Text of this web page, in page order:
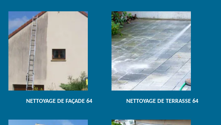
NETTOYAGE DE FAÇADE 64 NETTOYAGE DE TERRASSE 64